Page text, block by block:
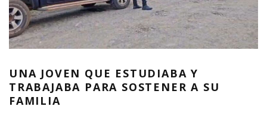
UNA JOVEN QUE ESTUDIABA Y
TRABAJABA PARA SOSTENER A SU
FAMILIA